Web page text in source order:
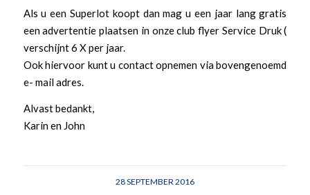
Als u een Superlot koopt dan mag u een jaar lang gratis
een advertentie plaatsen in onze club flyer Service Druk (
verschijnt 6 X per jaar.
Ook hiervoor kunt u contact opnemen via bovengenoemd
e- mail adres.
Alvast bedankt,
Karin en John
28 SEPTEMBER 2016